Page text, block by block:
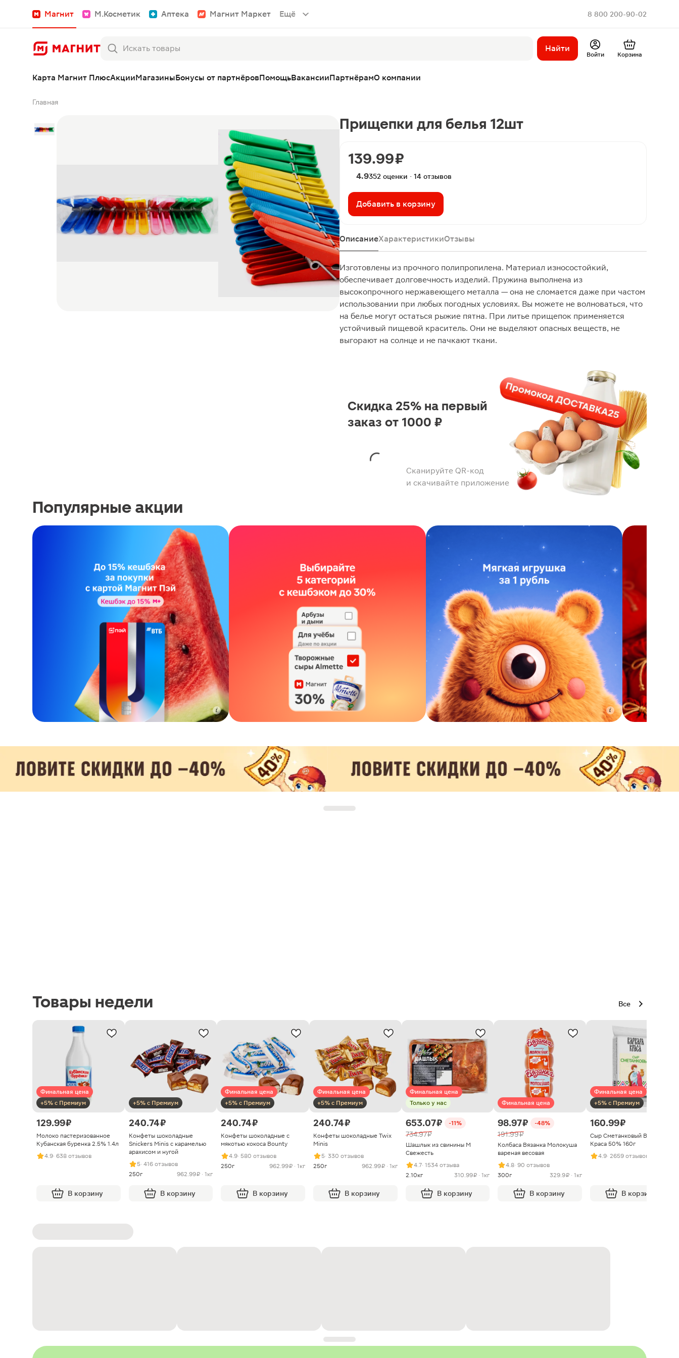
Магнит М.Косметик Аптека Магнит Маркет Ещё 8 800 200-90-02
Найти
Войти Корзина
Карта Магнит ПлюсАкцииМагазиныБонусы от партнёровПомощьВакансииПартнёрамО компании
Главная
Прищепки для белья 12шт
139.99 ₽
4.9352 оценки · 14 отзывов
Добавить в корзину
ОписаниеХарактеристикиОтзывы
Изготовлены из прочного полипропилена. Материал износостойкий,
обеспечивает долговечность изделий. Пружина выполнена из
высокопрочного нержавеющего металла — она не сломается даже при частом
использовании при любых погодных условиях. Вы можете не волноваться, что
на белье могут остаться рыжие пятна. При литье прищепок применяется
устойчивый пищевой краситель. Они не выделяют опасных веществ, не
выгорают на солнце и не пачкают ткани.
Сканируйте QR-код
и скачивайте приложение
Скидка 25% на первый
заказ от 1000 ₽
Популярные акции
Товары недели Все
Финальная цена
+5% с Премиум
129.99 ₽
Молоко пастеризованное
Кубанская буренка 2.5% 1.4л
4.9· 638 отзывов
В корзину
+5% с Премиум
240.74 ₽
Конфеты шоколадные
Snickers Minis с карамелью
арахисом и нугой
5· 416 отзывов
250г
962.99 ₽ · 1кг
В корзину
Финальная цена
+5% с Премиум
240.74 ₽
Конфеты шоколадные с
мякотью кокоса Bounty
4.9· 580 отзывов
250г
962.99 ₽ · 1кг
В корзину
Финальная цена
+5% с Премиум
240.74 ₽
Конфеты шоколадные Twix
Minis
5· 330 отзывов
250г
962.99 ₽ · 1кг
В корзину
Финальная цена
Только у нас
653.07 ₽ -11%
734.97 ₽
Шашлык из свинины М
Свежесть
4.7· 1534 отзыва
2.10кг
310.99 ₽ · 1кг
В корзину
Финальная цена
98.97 ₽ -48%
191.99 ₽
Колбаса Вязанка Молокуша
вареная весовая
4.8· 90 отзывов
300г
329.9 ₽ · 1кг
В корзину
Финальная цена
+5% с Премиум
160.99 ₽
Сыр Сметанковый Варвара
Краса 50% 160г
4.9· 2659 отзывов
В корзину